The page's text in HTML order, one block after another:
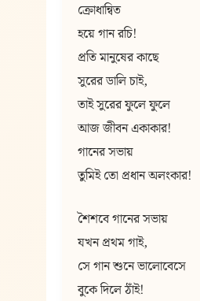
ক্রোধান্বিত
হয়ে গান রচি!
প্রতি মানুষের কাছে
সুরের ডালি চাই,
তাই সুরের ফুলে ফুলে
আজ জীবন একাকার!
গানের সভায়
তুমিই তো প্রধান অলংকার!
শৈশবে গানের সভায়
যখন প্রথম গাই,
সে গান শুনে ভালোবেসে
বুকে দিলে ঠাঁই!